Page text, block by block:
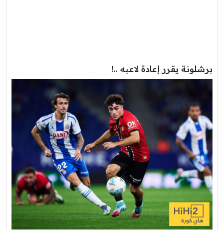
برشلونة يقرر إعادة لاعبه ..!